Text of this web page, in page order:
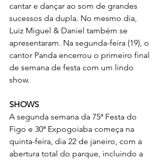
cantar e dançar ao som de grandes
sucessos da dupla. No mesmo dia,
Luiz Miguel & Daniel também se
apresentaram. Na segunda-feira (19), o
cantor Panda encerrou o primeiro final
de semana de festa com um lindo
show.
SHOWS
A segunda semana da 75ª Festa do
Figo e 30ª Expogoiaba começa na
quinta-feira, dia 22 de janeiro, com a
abertura total do parque, incluindo a